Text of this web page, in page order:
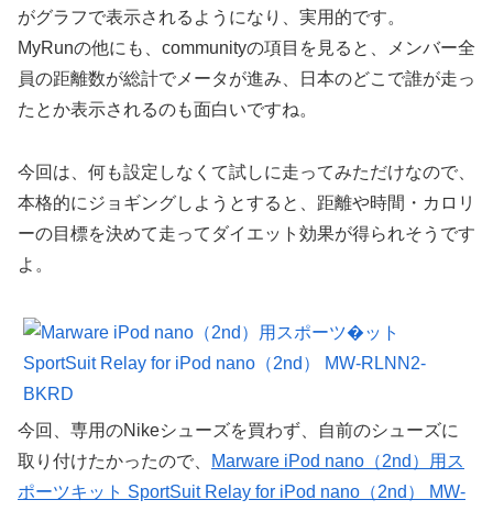
がグラフで表示されるようになり、実用的です。
MyRunの他にも、communityの項目を見ると、メンバー全
員の距離数が総計でメータが進み、日本のどこで誰が走っ
たとか表示されるのも面白いですね。
今回は、何も設定しなくて試しに走ってみただけなので、
本格的にジョギングしようとすると、距離や時間・カロリ
ーの目標を決めて走ってダイエット効果が得られそうです
よ。
今回、専用のNikeシューズを買わず、自前のシューズに
取り付けたかったので、
Marware iPod nano（2nd）用ス
ポーツキット SportSuit Relay for iPod nano（2nd） MW-